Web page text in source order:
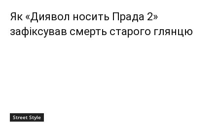
Як «Диявол носить Прада 2»
зафіксував смерть старого глянцю
Street Style